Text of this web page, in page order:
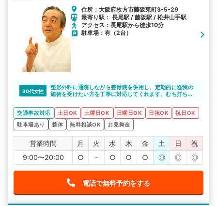
住所：大阪府枚方市藤阪東町3-5-29
最寄り駅： 長尾駅 / 藤阪駅 / 松井山手駅
アクセス：長尾駅から徒歩10分
駐車場：有（2台）
30代女性
整形外科に通院しながら整骨院を併用し、定期的に怪我の
施術を受けたい方を丁寧に対応してくれます。むち打ちや
安心して通院できると思います。土日祝日も18時まで営業
していて通いやすいですね。
交通事故対応 土日OK 土曜日OK 日曜日OK 日祝OK
祝日OK
駐車場あり
整体 無料相談OK お見舞金
営業時間 月 火 水 木 金 土 日
祝
9:00〜20:00
○ - ○ ○ ○ ◎ ◎ ◎
電話で無料予約をする